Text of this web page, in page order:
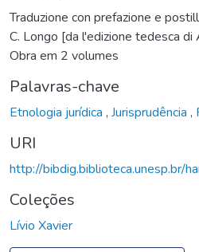
Traduzione con prefazione e
C. Longo [da l'edizione tedesca di
Obra em 2 volumes
Palavras-chave
Etnologia jurídica , Jurisprudência ,
URI
http://bibdig.biblioteca.unesp.br/
Coleções
Lívio Xavier